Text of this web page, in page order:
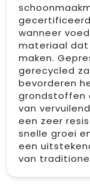
wanneer
materiaal
maken.
gerecycled
bevorderen
grondstoffen
van
een zeer
snelle groei
een
van